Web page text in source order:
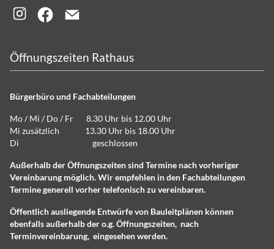
Öffnungszeiten Rathaus
Bürgerbüro und Fachabteilungen
Mo / Mi / Do / Fr 8.30 Uhr bis 12.00 Uhr
Mi zusätzlich 13.30 Uhr bis 18.00 Uhr
Di geschlossen
Außerhalb der Öffnungszeiten sind Termine nach vorheriger
Vereinbarung möglich. Wir empfehlen in den Fachabteilungen
Termine generell vorher telefonisch zu vereinbaren.
Öffentlich ausliegende Entwürfe von Bauleitplänen können
ebenfalls außerhalb der o.g. Öffnungszeiten, nach
Terminvereinbarung, eingesehen werden.